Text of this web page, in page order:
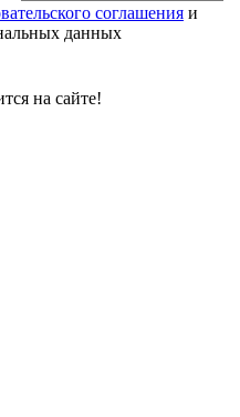
соглашения и
данных
на сайте!